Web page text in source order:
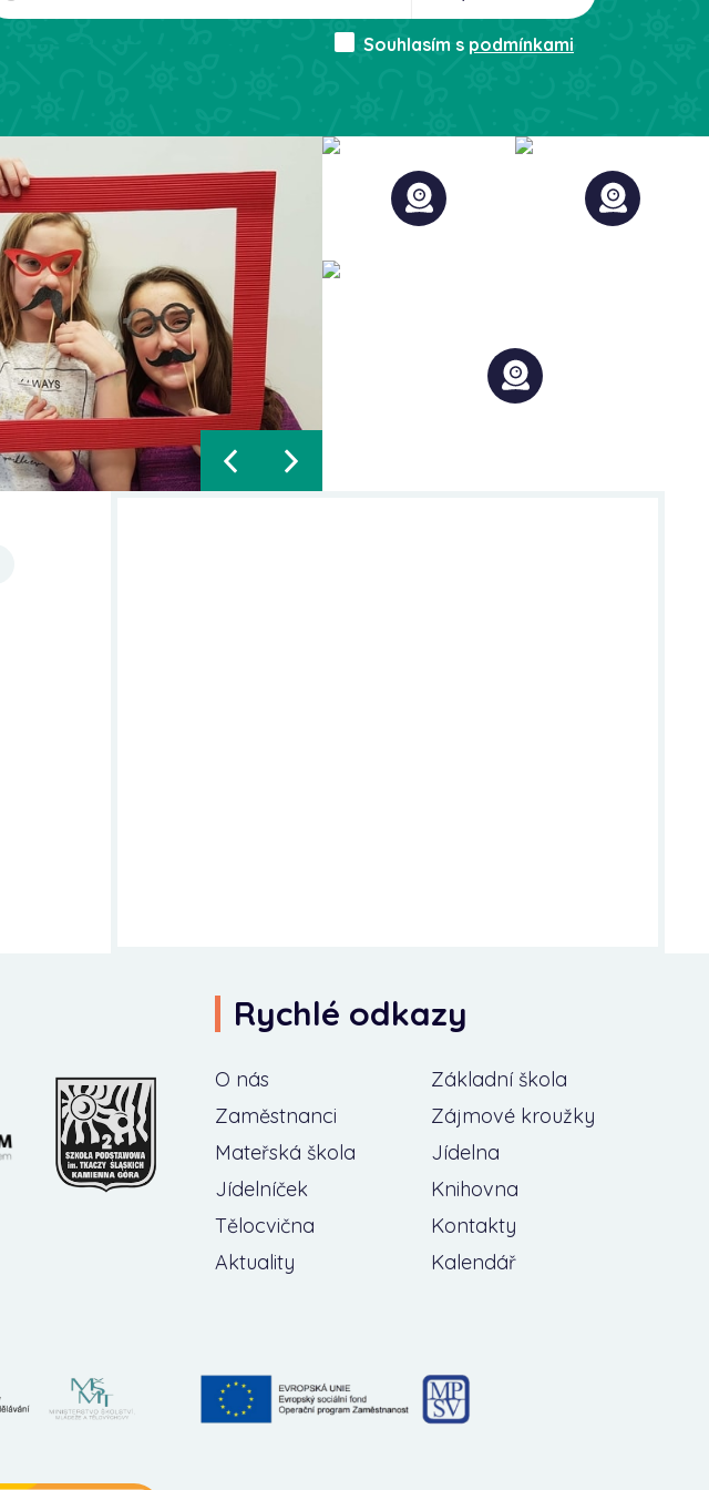
Souhlasím s podmínkami
Rychlé odkazy
O nás
Základní škola
Zaměstnanci
Zájmové kroužky
Mateřská škola
Jídelna
Jídelníček
Knihovna
Tělocvična
Kontakty
Aktuality
Kalendář